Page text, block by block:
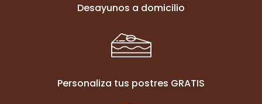
Desayunos a domicilio
Personaliza tus postres GRATIS